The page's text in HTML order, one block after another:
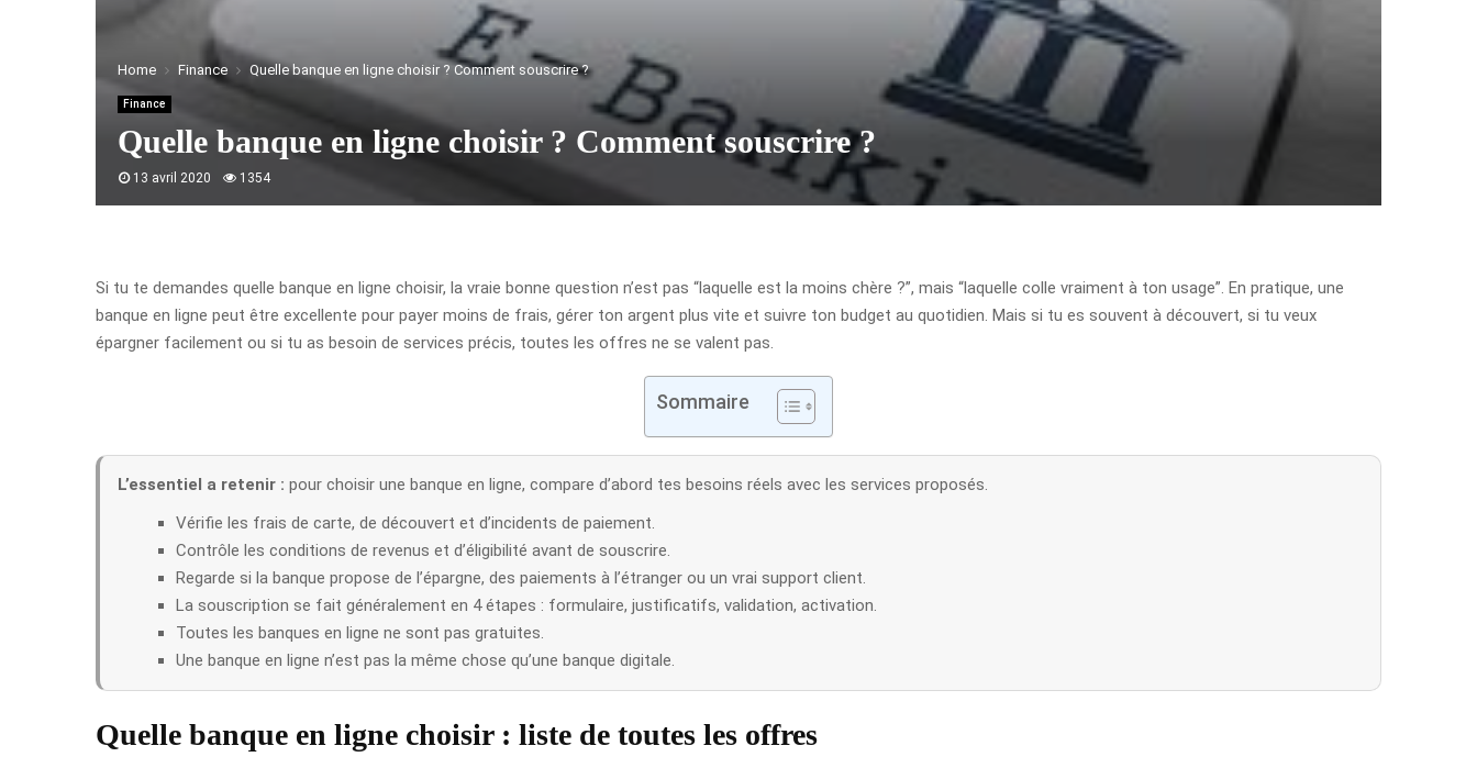
Home Finance Quelle banque en ligne choisir ? Comment souscrire ?
Finance
Quelle banque en ligne choisir ? Comment souscrire ?
13 avril 2020 1354
Si tu te demandes quelle banque en ligne choisir, la vraie bonne question n’est pas “laquelle est la moins chère ?”, mais “laquelle colle vraiment à ton usage”. En pratique, une
banque en ligne peut être excellente pour payer moins de frais, gérer ton argent plus vite et suivre ton budget au quotidien. Mais si tu es souvent à découvert, si tu veux
épargner facilement ou si tu as besoin de services précis, toutes les offres ne se valent pas.
Sommaire
L’essentiel a retenir : pour choisir une banque en ligne, compare d’abord tes besoins réels avec les services proposés.
Vérifie les frais de carte, de découvert et d’incidents de paiement.
Contrôle les conditions de revenus et d’éligibilité avant de souscrire.
Regarde si la banque propose de l’épargne, des paiements à l’étranger ou un vrai support client.
La souscription se fait généralement en 4 étapes : formulaire, justificatifs, validation, activation.
Toutes les banques en ligne ne sont pas gratuites.
Une banque en ligne n’est pas la même chose qu’une banque digitale.
Quelle banque en ligne choisir : liste de toutes les offres